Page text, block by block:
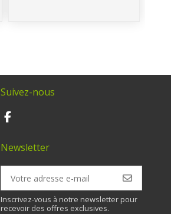
Suivez-nous
Newsletter
Inscrivez-vous à notre newsletter pour
recevoir des offres exclusives.